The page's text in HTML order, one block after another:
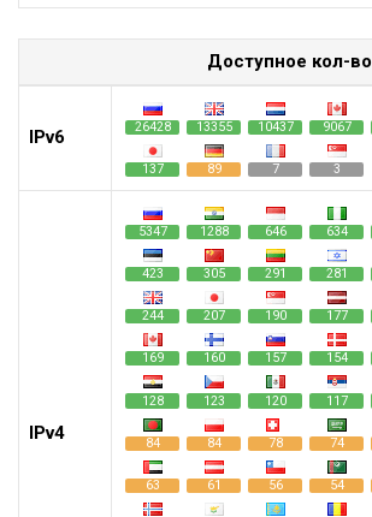
Доступное кол-во
IPv6 26428 13355 10437 9067
137 89 7 3
IPv4
5347 1288 646 634
423 305 291 281
244 207 190 177
169 160 157 154
128 123 120 117
84 84 78 74
63 61 56 54